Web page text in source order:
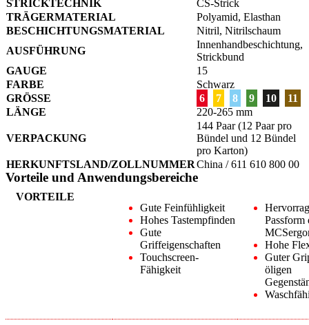
STRICKTECHNIK
CS-Strick
TRÄGERMATERIAL
Polyamid, Elasthan
BESCHICHTUNGSMATERIAL
Nitril, Nitrilschaum
AUSFÜHRUNG
Innenhandbeschichtung,
Strickbund
GAUGE
15
FARBE
Schwarz
GRÖSSE
6 7 8 9 10
11
LÄNGE
220-265 mm
VERPACKUNG
144 Paar (12 Paar pro
Bündel und 12 Bündel
pro Karton)
HERKUNFTSLAND/ZOLLNUMMERChina / 611 610 800 00
Vorteile und Anwendungsbereiche
VORTEILE
Gute Feinfühligkeit
Hohes Tastempfinden
Gute
Griffeigenschaften
Touchscreen-
Fähigkeit
Passform
Hohe
Guter
öligen